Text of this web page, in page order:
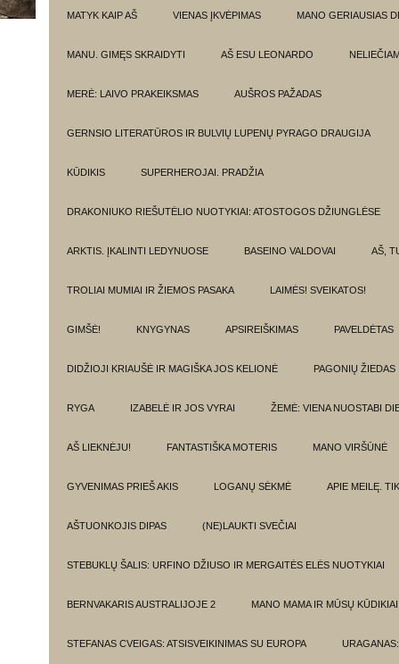
MATYK KAIP AŠ VIENAS ĮKVĖPIMAS MANO GERIAUSIAS
MANU. GIMĘS SKRAIDYTI AŠ ESU LEONARDO
MERĖ: LAIVO PRAKEIKSMAS AUŠROS PAŽADAS
GERNSIO LITERATŪROS IR BULVIŲ LUPENŲ PYRAGO DRAUGIJA
KŪDIKIS SUPERHEROJAI. PRADŽIA
DRAKONIUKO RIEŠUTĖLIO NUOTYKIAI: ATOSTOGOS DŽIUNGLĖSE
ARKTIS. ĮKALINTI LEDYNUOSE BASEINO VALDOVAI AŠ,
TROLIAI MUMIAI IR ŽIEMOS PASAKA LAIMĖS! SVEIKATOS!
GIMŠĖ! KNYGYNAS APSIREIŠKIMAS PAVELDĖTAS
DIDŽIOJI KRIAUŠĖ IR MAGIŠKA JOS KELIONĖ PAGONIŲ ŽIEDAS
RYGA IZABELĖ IR JOS VYRAI ŽEMĖ: VIENA NUOSTABI
AŠ LIEKNĖJU! FANTASTIŠKA MOTERIS MANO VIRŠŪNĖ
GYVENIMAS PRIEŠ AKIS LOGANŲ SĖKMĖ APIE MEILĘ.
AŠTUONKOJIS DIPAS (NE)LAUKTI SVEČIAI
STEBUKLŲ ŠALIS: URFINO DŽIUSO IR MERGAITĖS ELĖS NUOTYKIAI
BERNVAKARIS AUSTRALIJOJE 2 MANO MAMA IR MŪSŲ KŪDIKIAI
STEFANAS CVEIGAS: ATSISVEIKINIMAS SU EUROPA